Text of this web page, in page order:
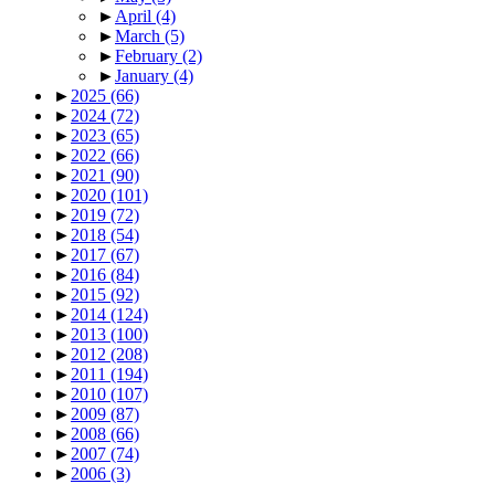
► April (4)
►March (5)
►February (2)
►January (4)
► 2025 (66)
► 2024 (72)
► 2023 (65)
► 2022 (66)
► 2021 (90)
► 2020 (101)
► 2019 (72)
► 2018 (54)
► 2017 (67)
► 2016 (84)
► 2015 (92)
► 2014 (124)
► 2013 (100)
► 2012 (208)
► 2011 (194)
► 2010 (107)
► 2009 (87)
► 2008 (66)
► 2007 (74)
► 2006 (3)